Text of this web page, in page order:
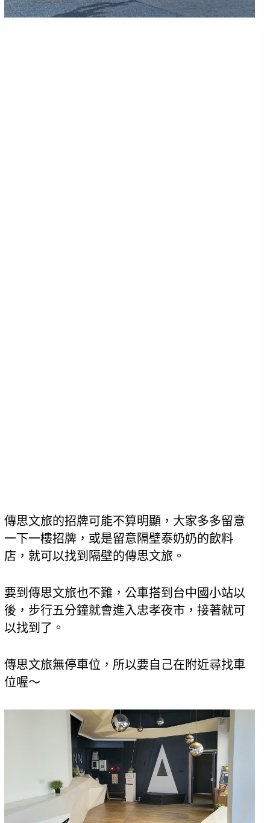
傳思文旅的招牌可能不算明顯，大家多多留意
一下一樓招牌，或是留意隔壁泰奶奶的飲料
店，就可以找到隔壁的傳思文旅。
要到傳思文旅也不難，公車搭到台中國小站以
後，步行五分鐘就會進入忠孝夜市，接著就可
以找到了。
傳思文旅無停車位，所以要自己在附近尋找車
位喔～